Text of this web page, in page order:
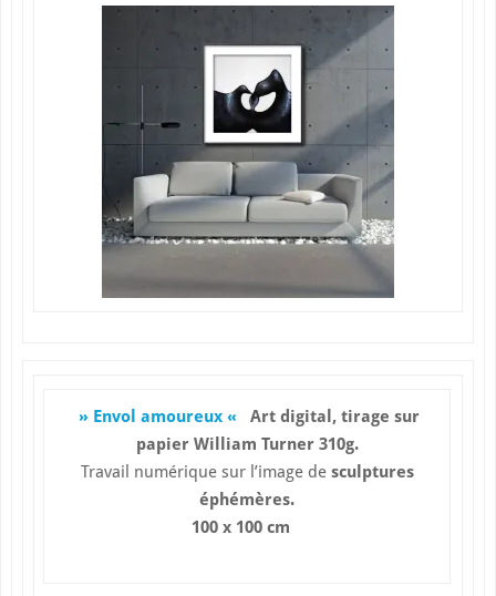
» Envol amoureux «
Art digital, tirage sur
papier William Turner 310g.
Travail numérique sur l’image de sculptures
éphémères.
100 x 100 cm